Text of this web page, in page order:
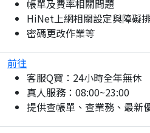
帳單及費率相關問題
HiNet上網相關設定與障礙
密碼更改作業等
前往
客服Q寶：24小時全年無休
真人服務：08:00~23:00
提供查帳單、查業務、最新